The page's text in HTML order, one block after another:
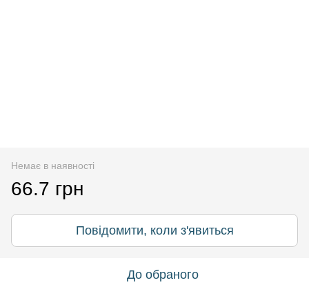
Немає в наявності
66.7 грн
Повідомити, коли з'явиться
До обраного